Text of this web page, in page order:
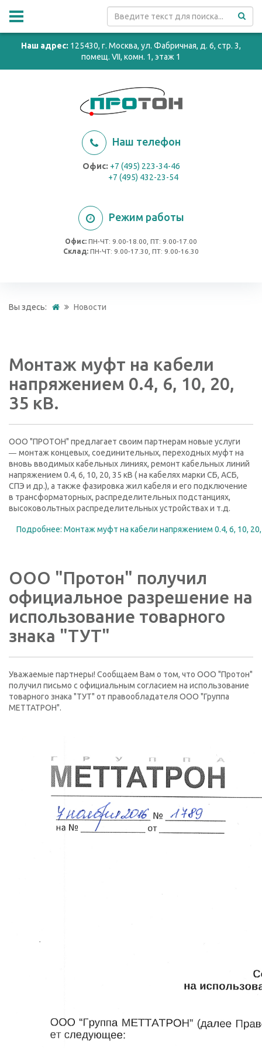
Наш адрес: 125430, г. Москва, ул. Фабричная, д. 6, стр. 3,
помещ. VII, комн. 1, этаж 1
Наш телефон
Офис: +7 (495) 223-34-46
+7 (495) 432-23-54
Режим работы
Офис: ПН-ЧТ: 9.00-18.00, ПТ: 9.00-17.00
Cклад: ПН-ЧТ: 9.00-17.30, ПТ: 9.00-16.30
Вы здесь: Новости
Монтаж муфт на кабели
напряжением 0.4, 6, 10, 20,
35 кВ.
ООО "ПРОТОН" предлагает своим партнерам новые услуги
— монтаж концевых, соединительных, переходных муфт на
вновь вводимых кабельных линиях, ремонт кабельных линий
напряжением 0.4, 6, 10, 20, 35 кВ ( на кабелях марки СБ, АСБ,
СПЭ и др.), а также фазировка жил кабеля и его подключение
в трансформаторных, распределительных подстанциях,
высоковольтных распределительных устройствах и т.д.
Подробнее: Монтаж муфт на кабели напряжением 0.4, 6, 10, 20,
ООО "Протон" получил
официальное разрешение на
использование товарного
знака "ТУТ"
Уважаемые партнеры! Сообщаем Вам о том, что ООО "Протон"
получил письмо с официальным согласием на использование
товарного знака "ТУТ" от правообладателя ООО "Группа
МЕТТАТРОН".